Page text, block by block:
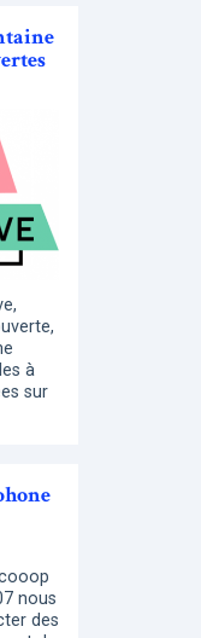
à
sur
nous
des